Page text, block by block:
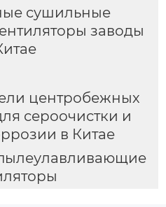
сушильные
заводы
центробежных
сероочистки и
в Китае